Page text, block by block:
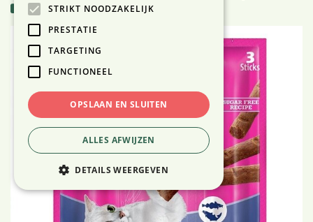
27 stuks in voorraad
STRIKT NOODZAKELIJK
PRESTATIE
TARGETING
FUNCTIONEEL
OPSLAAN EN SLUITEN
ALLES AFWIJZEN
DETAILS WEERGEVEN